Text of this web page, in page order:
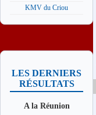
KMV du Criou
LES DERNIERS
RÉSULTATS
A la Réunion